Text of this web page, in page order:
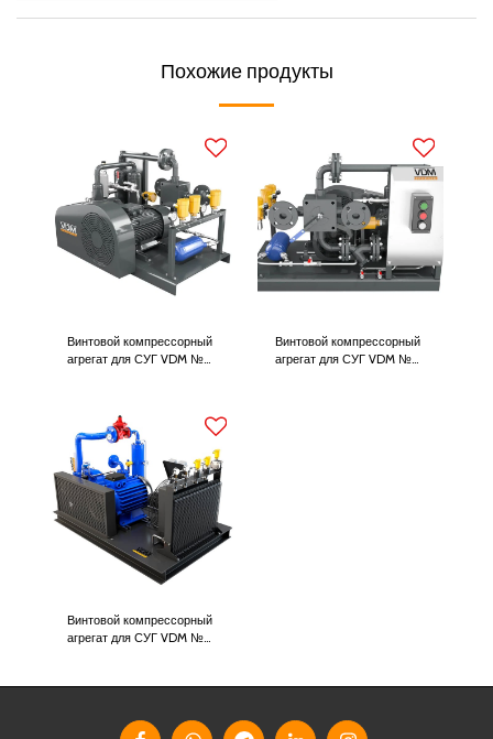
Похожие продукты
Винтовой компрессорный
агрегат для СУГ VDM №
Винтовой компрессорный
агрегат для СУГ VDM №
Винтовой компрессорный
агрегат для СУГ VDM №